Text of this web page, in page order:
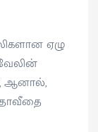
ஏழு
ஆனால்,